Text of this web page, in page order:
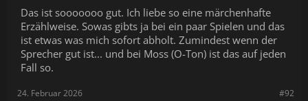
Das ist sooooooo gut. Ich liebe so eine märchenhafte
Erzählweise. Sowas gibts ja bei ein paar Spielen und das
ist etwas was mich sofort abholt. Zumindest wenn der
Sprecher gut ist... und bei Moss (O-Ton) ist das auf jeden
Fall so.
#92
24. Februar 2026